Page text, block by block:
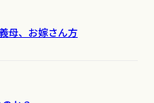
母、お嫁さん方